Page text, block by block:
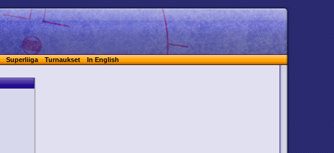
Superliiga Turnaukset In English